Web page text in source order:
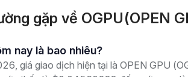
gặp về OGPU(OPEN
nay là bao nhiêu?
giá giao dịch hiện tại là OPEN GPU